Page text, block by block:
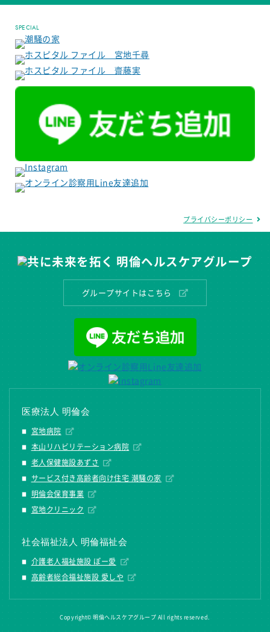
SPECIAL
プライバシーポリシー
グループサイトはこちら
医療法人 明倫会
宮地病院
本山リハビリテーション病院
老人保健施設あずさ
サービス付き高齢者向け住宅 潮騒の家
明倫会保育事業
宮地クリニック
社会福祉法人 明倫福祉会
介護老人福祉施設 ぽー愛
高齢者総合福祉施設 愛しや
Copyright© 明倫ヘルスケアグループ All rights reserved.